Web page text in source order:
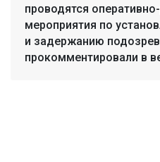
проводятся
мероприятия по
и задержанию
прокомментировали в